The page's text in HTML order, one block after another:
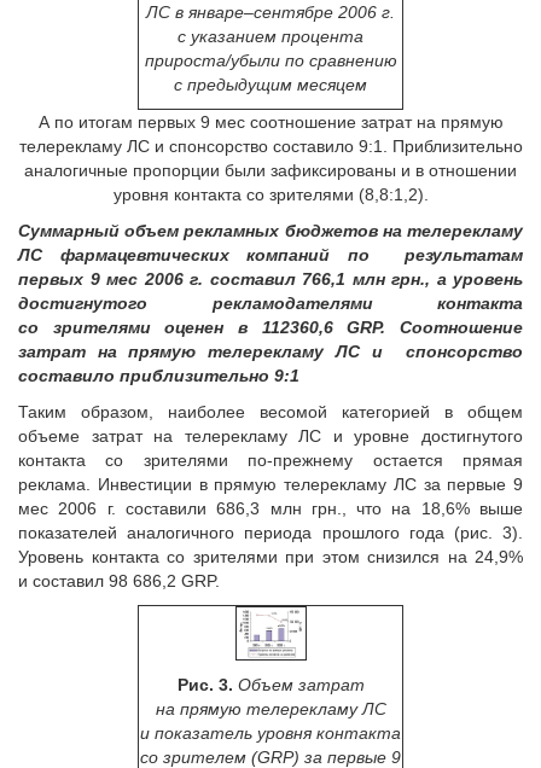
ЛС в январе–сентябре 2006 г.
с указанием процента
прироста/убыли по сравнению
с предыдущим месяцем
А по итогам первых 9 мес соотношение затрат на прямую
телерекламу ЛС и спонсорство составило 9:1. Приблизительно
аналогичные пропорции были зафиксированы и в отношении
уровня контакта со зрителями (8,8:1,2).
Суммарный объем рекламных бюджетов на телерекламу
ЛС фармацевтических компаний по результатам
первых 9 мес 2006 г. составил 766,1 млн грн., а уровень
достигнутого рекламодателями контакта
со зрителями оценен в 112360,6 GRP. Соотношение
затрат на прямую телерекламу ЛС и спонсорство
составило приблизительно 9:1
Таким образом, наиболее весомой категорией в общем
объеме затрат на телерекламу ЛС и уровне достигнутого
контакта со зрителями по-прежнему остается прямая
реклама. Инвестиции в прямую телерекламу ЛС за первые 9
мес 2006 г. составили 686,3 млн грн., что на 18,6% выше
показателей аналогичного периода прошлого года (рис. 3).
Уровень контакта со зрителями при этом снизился на 24,9%
и составил 98 686,2 GRP.
Рис. 3. Объем затрат
на прямую телерекламу ЛС
и показатель уровня контакта
со зрителем (GRP) за первые 9